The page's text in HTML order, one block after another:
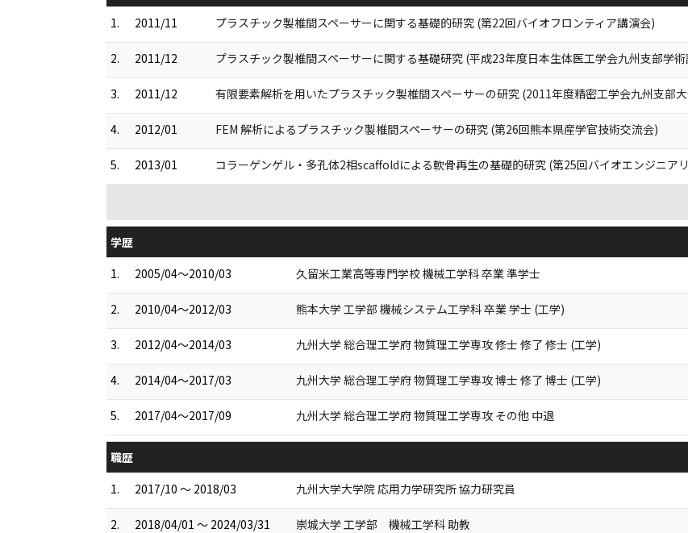
1.
2011/11 プラスチック製椎間スペーサーに関する基礎的研究 (第22回バイオフロンティア講演会)
2. 2011/12 プラスチック製椎間スペーサーに関する基礎研究 (平成23年度日本生体医工学会九州支部学
3. 2011/12 有限要素解析を用いたプラスチック製椎間スペーサーの研究 (2011年度精密工学会九州支部
4. 2012/01 FEM 解析によるプラスチック製椎間スペーサーの研究 (第26回熊本県産学官技術交流会)
5. 2013/01 コラーゲンゲル・多孔体2相scaffoldによる軟骨再生の基礎的研究 (第25回バイオエンジニア
学歴
1.
2005/04～2010/03 久留米工業高等専門学校 機械工学科 卒業 準学士
2. 2010/04～2012/03 熊本大学 工学部 機械システム工学科 卒業 学士 (工学)
3. 2012/04～2014/03 九州大学 総合理工学府 物質理工学専攻 修士 修了 修士 (工学)
4. 2014/04～2017/03 九州大学 総合理工学府 物質理工学専攻 博士 修了 博士 (工学)
5. 2017/04～2017/09 九州大学 総合理工学府 物質理工学専攻 その他 中退
職歴
1.
2017/10 ～ 2018/03 九州大学大学院 応用力学研究所 協力研究員
2. 2018/04/01 ～ 2024/03/31 崇城大学 工学部 機械工学科 助教